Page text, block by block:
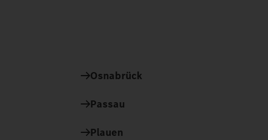
Osnabrück
Passau
Plauen